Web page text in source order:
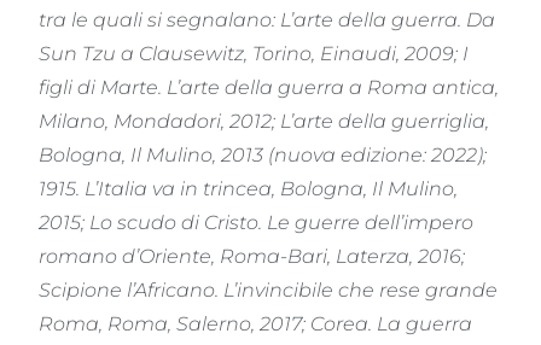
tra le quali si segnalano: L’arte della guerra. Da
Sun Tzu a Clausewitz, Torino, Einaudi, 2009; I
figli di Marte. L’arte della guerra a Roma antica,
Milano, Mondadori, 2012; L’arte della guerriglia,
Bologna, Il Mulino, 2013 (nuova edizione: 2022);
1915. L’Italia va in trincea, Bologna, Il Mulino,
2015; Lo scudo di Cristo. Le guerre dell’impero
romano d’Oriente, Roma-Bari, Laterza, 2016;
Scipione l’Africano. L’invincibile che rese grande
Roma, Roma, Salerno, 2017; Corea. La guerra